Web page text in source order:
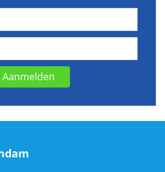
Aanmelden